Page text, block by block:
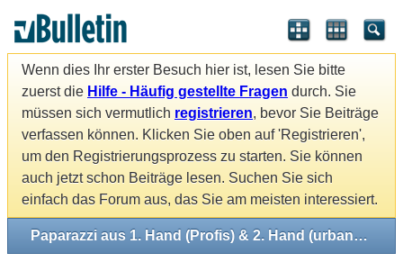
Wenn dies Ihr erster Besuch hier ist, lesen Sie bitte
zuerst die Hilfe - Häufig gestellte Fragen durch. Sie
müssen sich vermutlich registrieren, bevor Sie Beiträge
verfassen können. Klicken Sie oben auf 'Registrieren',
um den Registrierungsprozess zu starten. Sie können
auch jetzt schon Beiträge lesen. Suchen Sie sich
einfach das Forum aus, das Sie am meisten interessiert.
Paparazzi aus 1. Hand (Profis) & 2. Hand (urbane Mythen)